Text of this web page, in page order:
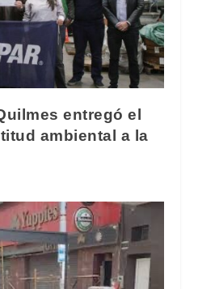
entregó el
ambiental a la